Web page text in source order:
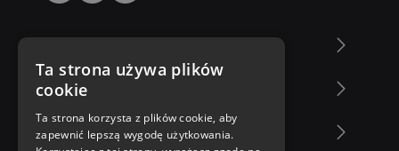
Zakupy u nas
Nasza oferta
Ta strona używa plików
cookie
Ta strona korzysta z plików cookie, aby
zapewnić lepszą wygodę użytkowania.